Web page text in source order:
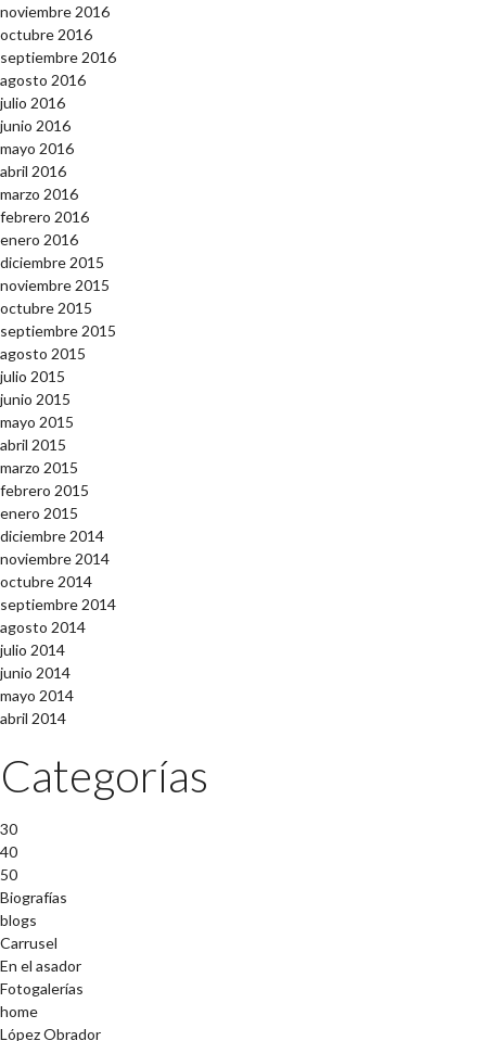
noviembre 2016
octubre 2016
septiembre 2016
agosto 2016
julio 2016
junio 2016
mayo 2016
abril 2016
marzo 2016
febrero 2016
enero 2016
diciembre 2015
noviembre 2015
octubre 2015
septiembre 2015
agosto 2015
julio 2015
junio 2015
mayo 2015
abril 2015
marzo 2015
febrero 2015
enero 2015
diciembre 2014
noviembre 2014
octubre 2014
septiembre 2014
agosto 2014
julio 2014
junio 2014
mayo 2014
abril 2014
Categorías
30
40
50
Biografías
blogs
Carrusel
En el asador
Fotogalerías
home
López Obrador